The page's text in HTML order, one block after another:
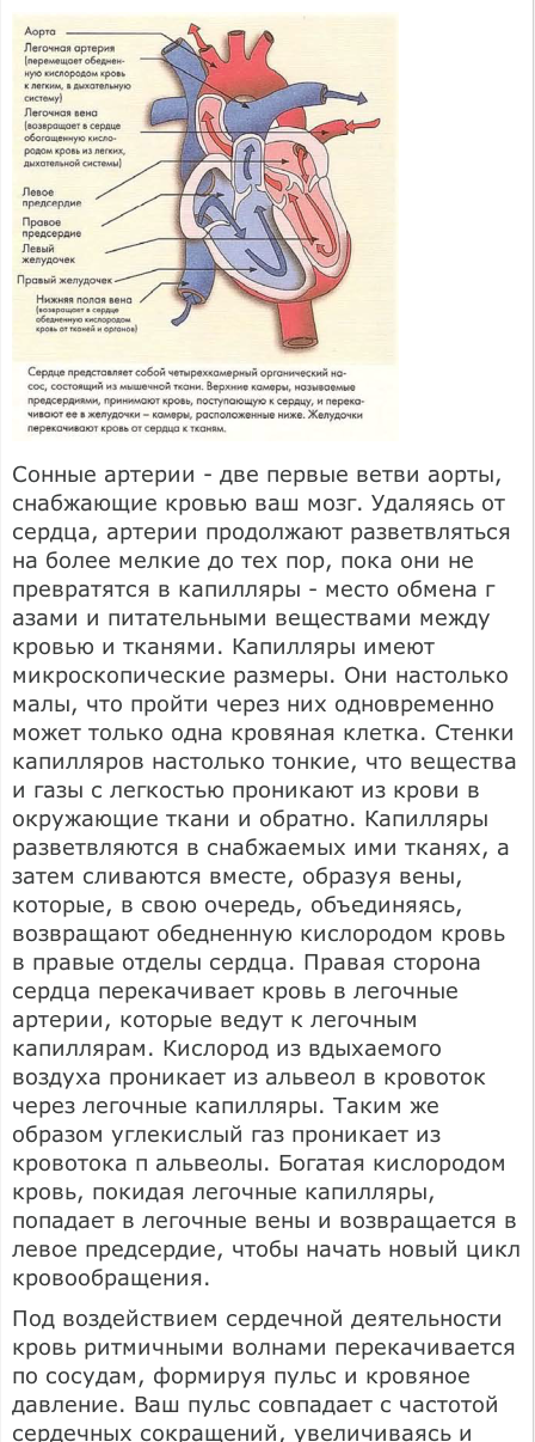
Сонные артерии - две первые ветви аорты,
снабжающие кровью ваш мозг. Удаляясь от
сердца, артерии продолжают разветвляться
на более мелкие до тех пор, пока они не
превратятся в капилляры - место обмена г
азами и питательными веществами между
кровью и тканями. Капилляры имеют
микроскопические размеры. Они настолько
малы, что пройти через них одновременно
может только одна кровяная клетка. Стенки
капилляров настолько тонкие, что вещества
и газы с легкостью проникают из крови в
окружающие ткани и обратно. Капилляры
разветвляются в снабжаемых ими тканях, а
затем сливаются вместе, образуя вены,
которые, в свою очередь, объединяясь,
возвращают обедненную кислородом кровь
в правые отделы сердца. Правая сторона
сердца перекачивает кровь в легочные
артерии, которые ведут к легочным
капиллярам. Кислород из вдыхаемого
воздуха проникает из альвеол в кровоток
через легочные капилляры. Таким же
образом углекислый газ проникает из
кровотока п альвеолы. Богатая кислородом
кровь, покидая легочные капилляры,
попадает в легочные вены и возвращается в
левое предсердие, чтобы начать новый цикл
кровообращения.
Под воздействием сердечной деятельности
кровь ритмичными волнами перекачивается
по сосудам, формируя пульс и кровяное
давление. Ваш пульс совпадает с частотой
сердечных сокращений, увеличиваясь и